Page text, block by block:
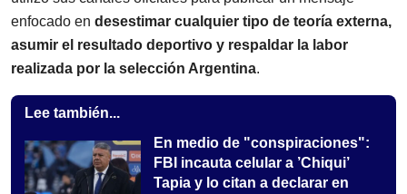
enfocado en desestimar cualquier tipo de teoría externa,
asumir el resultado deportivo y respaldar la labor
realizada por la selección Argentina.
Lee también...
En medio de "conspiraciones":
FBI incauta celular a ’Chiqui’
Tapia y lo citan a declarar en